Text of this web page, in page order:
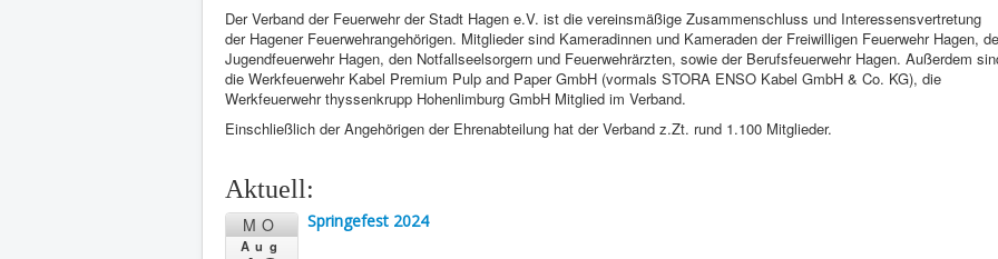
Der Verband der Feuerwehr der Stadt Hagen e.V. ist die vereinsmäßige Zusammenschluss und Interessensvertretung
der Hagener Feuerwehrangehörigen. Mitglieder sind Kameradinnen und Kameraden der Freiwilligen Feuerwehr Hagen,
Jugendfeuerwehr Hagen, den Notfallseelsorgern und Feuerwehrärzten, sowie der Berufsfeuerwehr Hagen. Außerdem
die Werkfeuerwehr Kabel Premium Pulp and Paper GmbH (vormals STORA ENSO Kabel GmbH & Co. KG), die
Werkfeuerwehr thyssenkrupp Hohenlimburg GmbH Mitglied im Verband.
Einschließlich der Angehörigen der Ehrenabteilung hat der Verband z.Zt. rund 1.100 Mitglieder.
Aktuell:
MO
Aug
Springefest 2024